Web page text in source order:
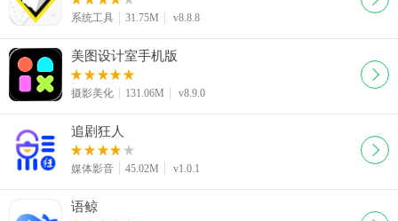
系统工具 31.75M v8.8.8
美图设计室手机版
摄影美化 131.06M v8.9.0
追剧狂人
媒体影音 45.02M v1.0.1
语鲸